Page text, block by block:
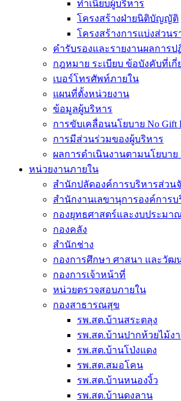
ทำเนียบผู้บริหาร
โครงสร้างฝ่ายนิติบัญญัติ
โครงสร้างการแบ่งส่วนร
คำรับรองและรายงานผลการ
กฎหมาย ระเบียบ ข้อบังคับที่เกี่
เบอร์โทรศัพท์ภายใน
แผนที่ตั้งหน่วยงาน
ข้อมูลผู้บริหาร
การขับเคลื่อนนโยบาย No
การมีส่วนร่วมของผู้บริหาร
ผลการดำเนินงานตามนโยบาย
หน่วยงานภายใน
สำนักปลัดองค์การบริหารส่วน
สำนักงานเลขานุการองค์การ
กองยุทธศาสตร์และงบประมา
กองคลัง
สำนักช่าง
กองการศึกษา ศาสนา และวัฒ
กองการเจ้าหน้าที่
หน่วยตรวจสอบภายใน
กองสาธารณสุข
รพ.สต.บ้านสระตลุง
รพ.สต.บ้านปากห้วยไม้ง
รพ.สต.บ้านโป่งแดง
รพ.สต.สมอโคน
รพ.สต.บ้านหนองงิ้ว
รพ.สต.บ้านดงลาน